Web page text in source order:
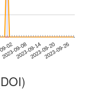
02
2023-09-082023-09-142023-09-202023-09-26